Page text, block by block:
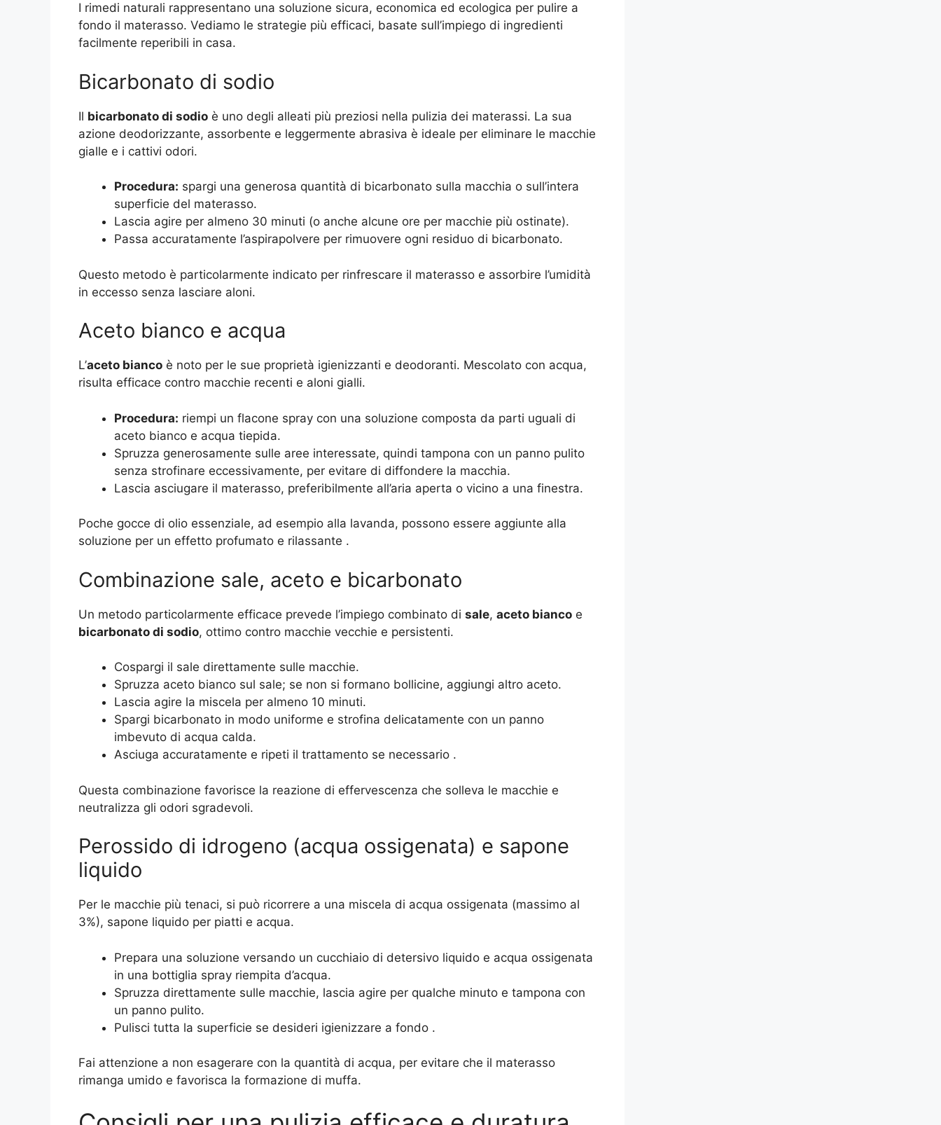
I rimedi naturali rappresentano una soluzione sicura, economica ed ecologica per pulire a
fondo il materasso. Vediamo le strategie più efficaci, basate sull’impiego di ingredienti
facilmente reperibili in casa.
Bicarbonato di sodio
Il bicarbonato di sodio è uno degli alleati più preziosi nella pulizia dei materassi. La sua
azione deodorizzante, assorbente e leggermente abrasiva è ideale per eliminare le macchie
gialle e i cattivi odori.
Procedura: spargi una generosa quantità di bicarbonato sulla macchia o sull’intera
superficie del materasso.
Lascia agire per almeno 30 minuti (o anche alcune ore per macchie più ostinate).
Passa accuratamente l’aspirapolvere per rimuovere ogni residuo di bicarbonato.
Questo metodo è particolarmente indicato per rinfrescare il materasso e assorbire l’umidità
in eccesso senza lasciare aloni.
Aceto bianco e acqua
L’aceto bianco è noto per le sue proprietà igienizzanti e deodoranti. Mescolato con acqua,
risulta efficace contro macchie recenti e aloni gialli.
Procedura: riempi un flacone spray con una soluzione composta da parti uguali di
aceto bianco e acqua tiepida.
Spruzza generosamente sulle aree interessate, quindi tampona con un panno pulito
senza strofinare eccessivamente, per evitare di diffondere la macchia.
Lascia asciugare il materasso, preferibilmente all’aria aperta o vicino a una finestra.
Poche gocce di olio essenziale, ad esempio alla lavanda, possono essere aggiunte alla
soluzione per un effetto profumato e rilassante .
Combinazione sale, aceto e bicarbonato
Un metodo particolarmente efficace prevede l’impiego combinato di sale, aceto bianco e
bicarbonato di sodio, ottimo contro macchie vecchie e persistenti.
Cospargi il sale direttamente sulle macchie.
Spruzza aceto bianco sul sale; se non si formano bollicine, aggiungi altro aceto.
Lascia agire la miscela per almeno 10 minuti.
Spargi bicarbonato in modo uniforme e strofina delicatamente con un panno
imbevuto di acqua calda.
Asciuga accuratamente e ripeti il trattamento se necessario .
Questa combinazione favorisce la reazione di effervescenza che solleva le macchie e
neutralizza gli odori sgradevoli.
Perossido di idrogeno (acqua ossigenata) e sapone
liquido
Per le macchie più tenaci, si può ricorrere a una miscela di acqua ossigenata (massimo al
3%), sapone liquido per piatti e acqua.
Prepara una soluzione versando un cucchiaio di detersivo liquido e acqua ossigenata
in una bottiglia spray riempita d’acqua.
Spruzza direttamente sulle macchie, lascia agire per qualche minuto e tampona con
un panno pulito.
Pulisci tutta la superficie se desideri igienizzare a fondo .
Fai attenzione a non esagerare con la quantità di acqua, per evitare che il materasso
rimanga umido e favorisca la formazione di muffa.